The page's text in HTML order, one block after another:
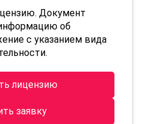
Документ
об
с указанием вида
лицензию
заявку